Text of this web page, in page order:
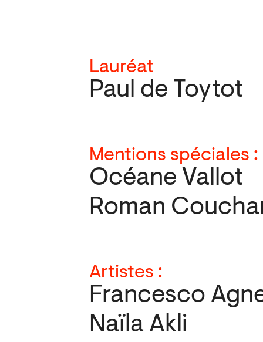
Lauréat
Paul de Toytot
Mentions spéciales :
Océane Vallot
Roman
Artistes :
Francesco
Naïla Akli